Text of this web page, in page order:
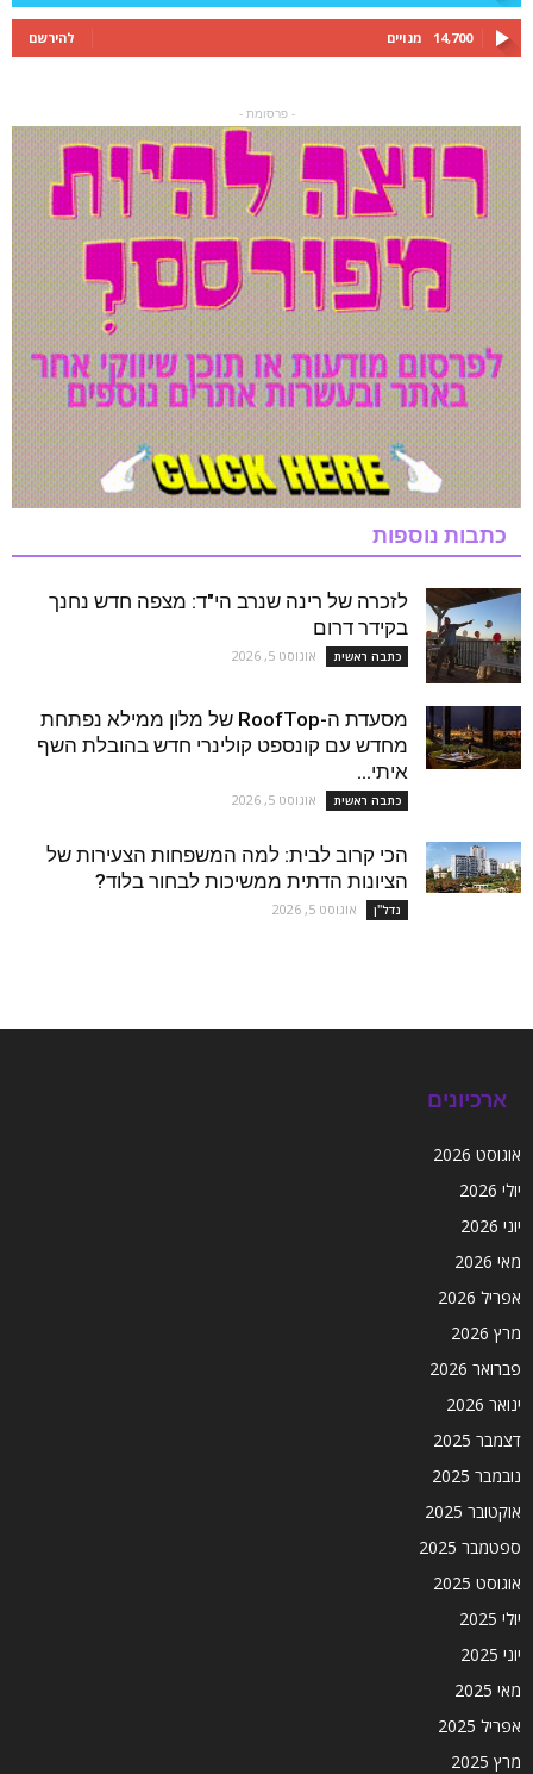
14,700 מנויים להירשם
- פרסומת -
כתבות נוספות
לזכרה של רינה שנרב הי"ד: מצפה חדש נחנך
בקידר דרום
כתבה ראשית אוגוסט 5, 2026
מסעדת ה-RoofTop של מלון ממילא נפתחת
מחדש עם קונספט קולינרי חדש בהובלת השף
איתי...
כתבה ראשית אוגוסט 5, 2026
הכי קרוב לבית: למה המשפחות הצעירות של
הציונות הדתית ממשיכות לבחור בלוד?
נדל''ן אוגוסט 5, 2026
ארכיונים
אוגוסט 2026
יולי 2026
יוני 2026
מאי 2026
אפריל 2026
מרץ 2026
פברואר 2026
ינואר 2026
דצמבר 2025
נובמבר 2025
אוקטובר 2025
ספטמבר 2025
אוגוסט 2025
יולי 2025
יוני 2025
מאי 2025
אפריל 2025
מרץ 2025